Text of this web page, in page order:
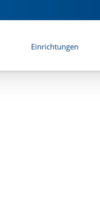
Einrichtungen